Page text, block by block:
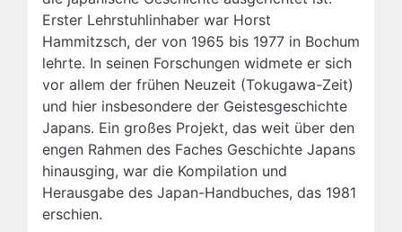
Erster Lehrstuhlinhaber war Horst
Hammitzsch, der von 1965 bis 1977 in Bochum
lehrte. In seinen Forschungen widmete er sich
vor allem der frühen Neuzeit (Tokugawa-Zeit)
und hier insbesondere der Geistesgeschichte
Japans. Ein großes Projekt, das weit über den
engen Rahmen des Faches Geschichte Japans
hinausging, war die Kompilation und
Herausgabe des Japan-Handbuches, das 1981
erschien.